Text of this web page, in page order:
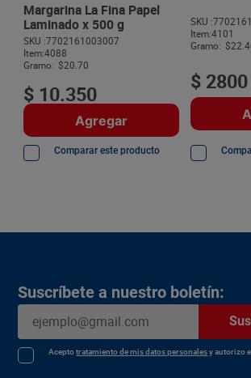
Margarina La Fina Papel
Laminado x 500 g
SKU :7702161003007
Item:4088
Gramo: $20.70
$ 10.350
Agregar
Comparar este producto
SKU :
Item:4101
Gramo:
$ 2800
Suscríbete a nuestro boletín:
Aceptotratamiento de mis datos personalesy autorizo